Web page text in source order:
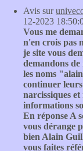
Avis sur
12-2023
Vous me
n'en crois pas
je site vous
demandons
les noms
continuer
narcissiques
informations
En réponse A
vous dérange
bien Alain
vous faites